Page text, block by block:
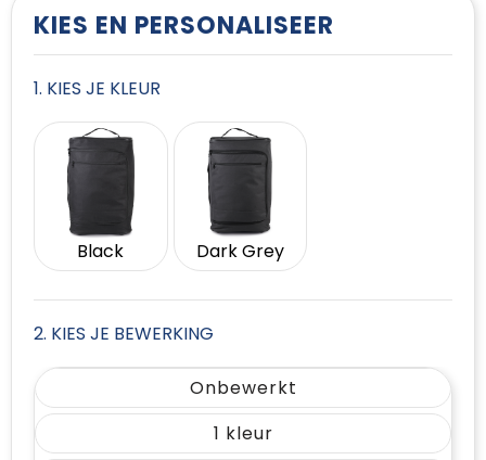
Vesten
KIES EN PERSONALISEER
1. KIES JE KLEUR
Black Dark Grey
2. KIES JE BEWERKING
Onbewerkt
1